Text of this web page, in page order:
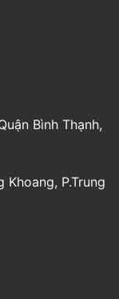
Bình Thạnh,
Khoang, P.Trung